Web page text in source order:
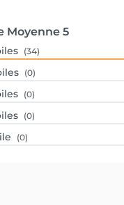
Moyenne 5
(34)
(0)
(0)
(0)
(0)